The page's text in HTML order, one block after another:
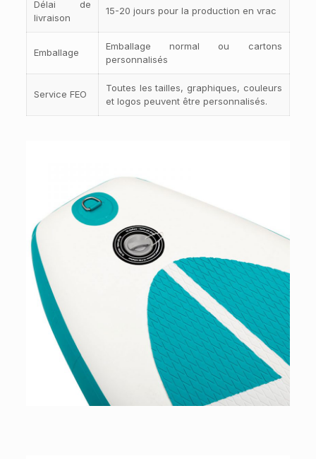
Délai de
livraison
15-20 jours pour la production en vrac
Emballage
Emballage normal ou cartons
personnalisés
Service FEO
Toutes les tailles, graphiques, couleurs
et logos peuvent être personnalisés.